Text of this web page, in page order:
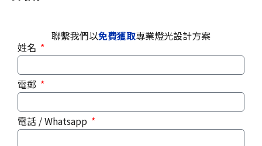
聯繫我們以免費獲取專業燈光設計方案
姓名
電郵
電話 / Whatsapp